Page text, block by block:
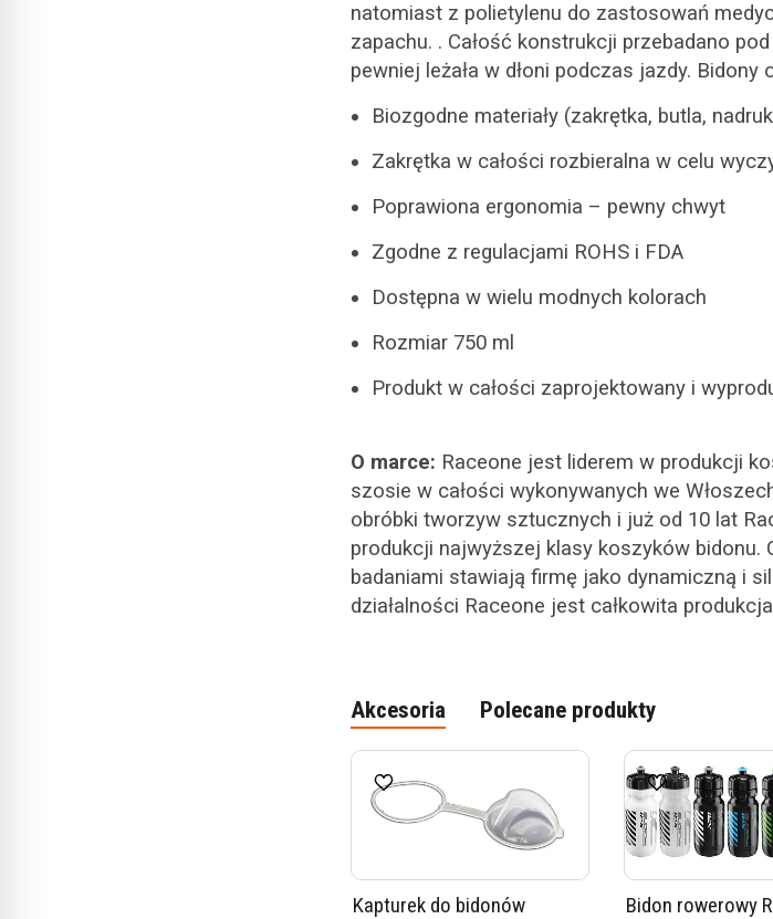
natomiast z polietylenu do zastosowań
zapachu. . Całość konstrukcji przebadano
pewniej leżała w dłoni podczas jazdy. Bidony
Biozgodne materiały (zakrętka, butla,
Zakrętka w całości rozbieralna w celu
Poprawiona ergonomia – pewny chwyt
Zgodne z regulacjami ROHS i FDA
Dostępna w wielu modnych kolorach
Rozmiar 750 ml
Produkt w całości zaprojektowany i
O marce: Raceone jest liderem w produkcji
szosie w całości wykonywanych we
obróbki tworzyw sztucznych i już od 10 lat
produkcji najwyższej klasy koszyków bidonu.
badaniami stawiają firmę jako dynamiczną i
działalności Raceone jest całkowita
Akcesoria Polecane produkty
Kapturek do bidonów
Bidon rowerowy